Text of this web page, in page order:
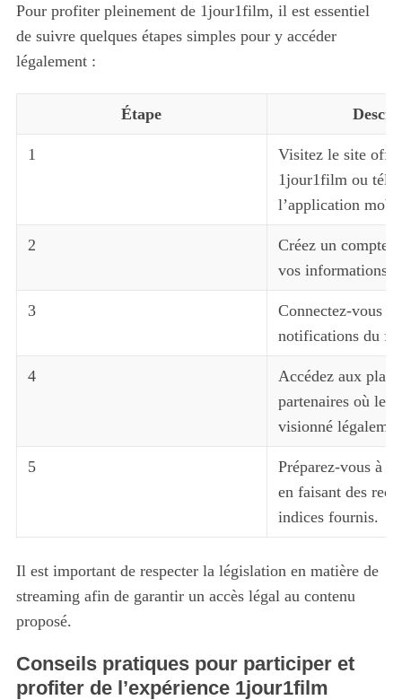
Pour profiter pleinement de 1jour1film, il est essentiel
de suivre quelques étapes simples pour y accéder
légalement :
Étape
1
Visitez le site
1jour1film ou
l’application
2
Créez un compte
vos informations
3
Connectez-vous
notifications du
4
Accédez aux
partenaires où le
visionné
5
Préparez-vous à
en faisant des
indices fournis.
Il est important de respecter la législation en matière de
streaming afin de garantir un accès légal au contenu
proposé.
Conseils pratiques pour participer et
profiter de l’expérience 1jour1film